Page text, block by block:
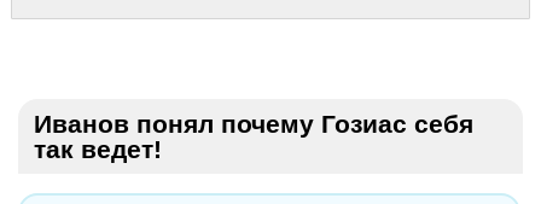
Иванов понял почему Гозиас себя
так ведет!